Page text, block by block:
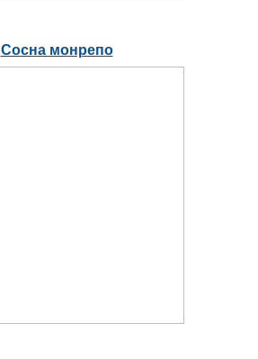
Сосна монрепо